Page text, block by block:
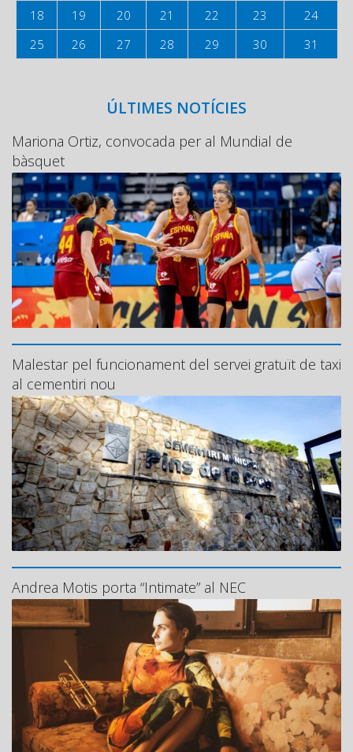
18 19 20 21 22 23
24
25
26 27 28 29 30 31
ÚLTIMES NOTÍCIES
Mariona Ortiz, convocada per al Mundial de
bàsquet
Malestar pel funcionament del servei gratuït de taxi
al cementiri nou
Andrea Motis porta “Intimate” al NEC